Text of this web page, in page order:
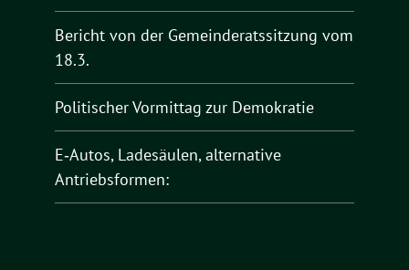
Bericht von der Gemeinderatssitzung vom
18.3.
Politischer Vormittag zur Demokratie
E‑Autos, Ladesäulen, alternative
Antriebsformen: